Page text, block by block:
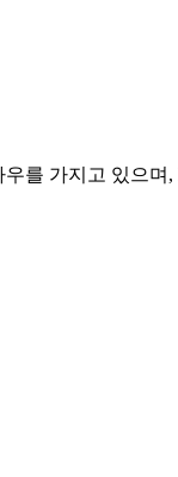
를 가지고 있으